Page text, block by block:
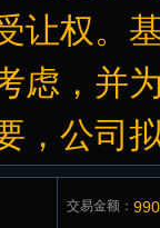
让权。
虑，并
，公司
交易金额：